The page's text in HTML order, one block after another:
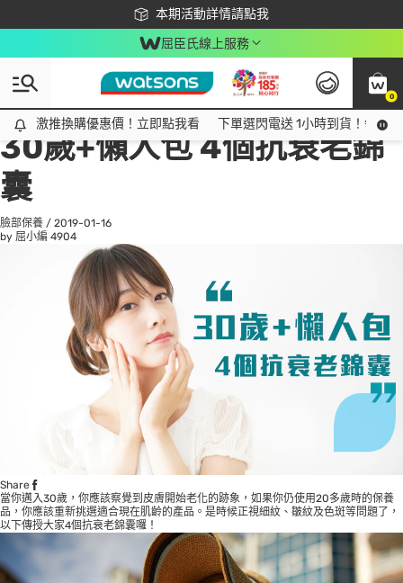
本期活動詳情請點我
下載app最高回饋$350
屈臣氏線上服務
0
激推換購優惠價！立即點我看
激推換購優惠價！立即點我看 下單選閃電送 1小時到貨！領神
All
話題趨勢
30歲+懶人包 4個抗衰老錦
囊
臉部保養 / 2019-01-16
by 屈小編 4904
Share
當你邁入30歲，你應該察覺到皮膚開始老化的跡象，如果你仍使用20多歲時的保養
品，你應該重新挑選適合現在肌齡的產品。是時候正視細紋、皺紋及色斑等問題了，
以下傳授大家4個抗衰老錦囊囉！